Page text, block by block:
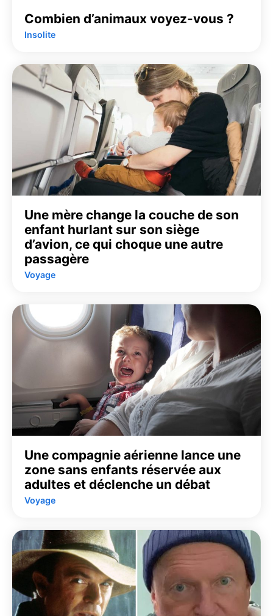
Combien d’animaux voyez-vous ?
Insolite
Une mère change la couche de son
enfant hurlant sur son siège
d’avion, ce qui choque une autre
passagère
Voyage
Une compagnie aérienne lance une
zone sans enfants réservée aux
adultes et déclenche un débat
Voyage